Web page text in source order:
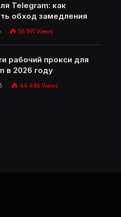
Telegram: как
обход замедления
56 591 Views
рабочий прокси для
в 2026 году
44 486 Views